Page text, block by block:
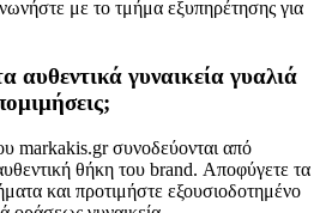
με το τμήμα εξυπηρέτησης για
αυθεντικά γυναικεία γυαλιά
markakis.gr συνοδεύονται από
θήκη του brand. Αποφύγετε τα
και προτιμήστε εξουσιοδοτημένο